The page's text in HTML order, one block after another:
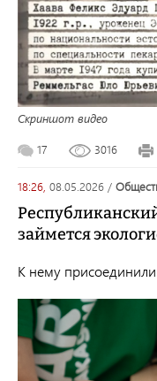
Скриншот видео
17 3016
18:26, 08.05.2026 /
займется
К нему